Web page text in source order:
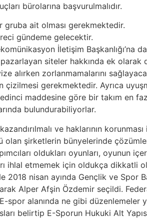
bürolarına başvurulmalıdır.
gruba ait olması gerekmektedir.
gündeme gelecektir.
İletişim
siteler hakkında ek olarak
alırken zorlanmamalarını
çizilmesi gerekmektedir. Ayrıca
maddesine göre bir takım en
bulundurabiliyorlar.
ve haklarının
şirketlerin bünyelerinde
oldukları oyunları, oyunun
ihlal etmemek için oldukça dikkatli
nisan ayında Gençlik ve Spor
Alper Afşin Özdemir seçildi.
spor alanında ne gibi düzenlemeler
belirtip E-Sporun Hukuki Alt